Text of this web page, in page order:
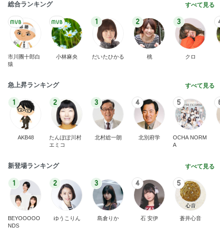
総合ランキング すべて見る
市川團十郎白
猿
小林麻央
1
だいたひかる
2
桃
3
クロ
急上昇ランキング すべて見る
1
AKB48
2
たんぽぽ川村
エミコ
3
北村総一朗
4
北別府学
5
OCHA NORM
A
新登場ランキング すべて見る
1
BEYOOOOO
NDS
2
ゆうこりん
3
島倉りか
4
石 安伊
5
蒼井心音